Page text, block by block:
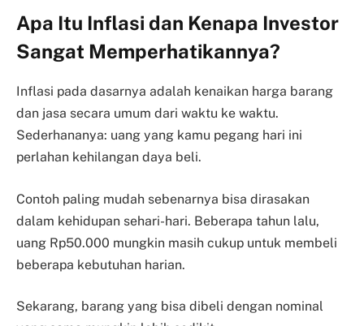
Apa Itu Inflasi dan Kenapa Investor
Sangat Memperhatikannya?
Inflasi pada dasarnya adalah kenaikan harga barang
dan jasa secara umum dari waktu ke waktu.
Sederhananya: uang yang kamu pegang hari ini
perlahan kehilangan daya beli.
Contoh paling mudah sebenarnya bisa dirasakan
dalam kehidupan sehari-hari. Beberapa tahun lalu,
uang Rp50.000 mungkin masih cukup untuk membeli
beberapa kebutuhan harian.
Sekarang, barang yang bisa dibeli dengan nominal